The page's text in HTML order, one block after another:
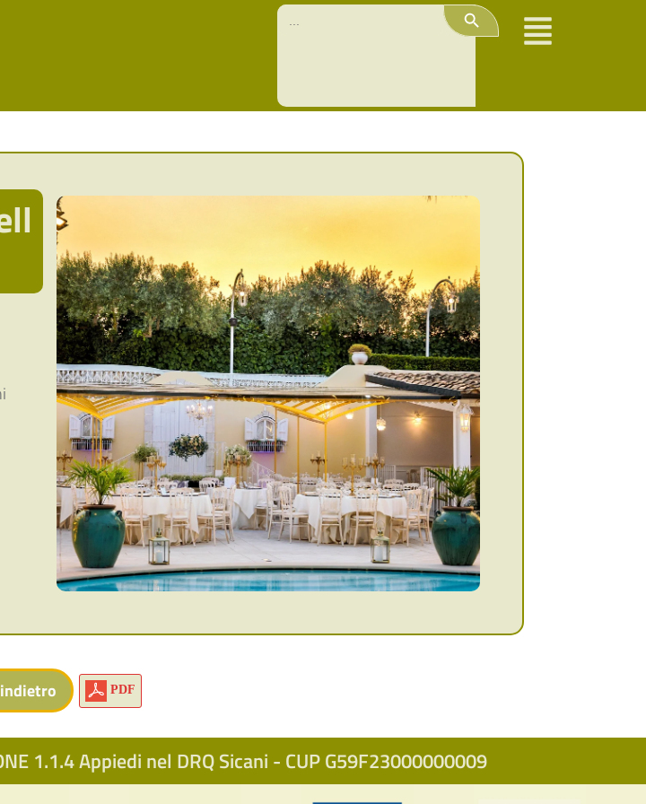
Search
for:
Search Button
PDF
1.1.4 Appiedi nel DRQ Sicani - CUP G59F23000000009